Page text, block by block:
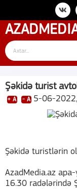
AZAD
Şəkidə turist
+ A - A 5-06-
Şəkidə turistlərin
AzadMedia.az
16.30 radələrində